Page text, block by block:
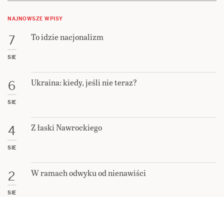
NAJNOWSZE WPISY
7
SIE
To idzie nacjonalizm
6
SIE
Ukraina: kiedy, jeśli nie teraz?
4
SIE
Z łaski Nawrockiego
2
SIE
W ramach odwyku od nienawiści